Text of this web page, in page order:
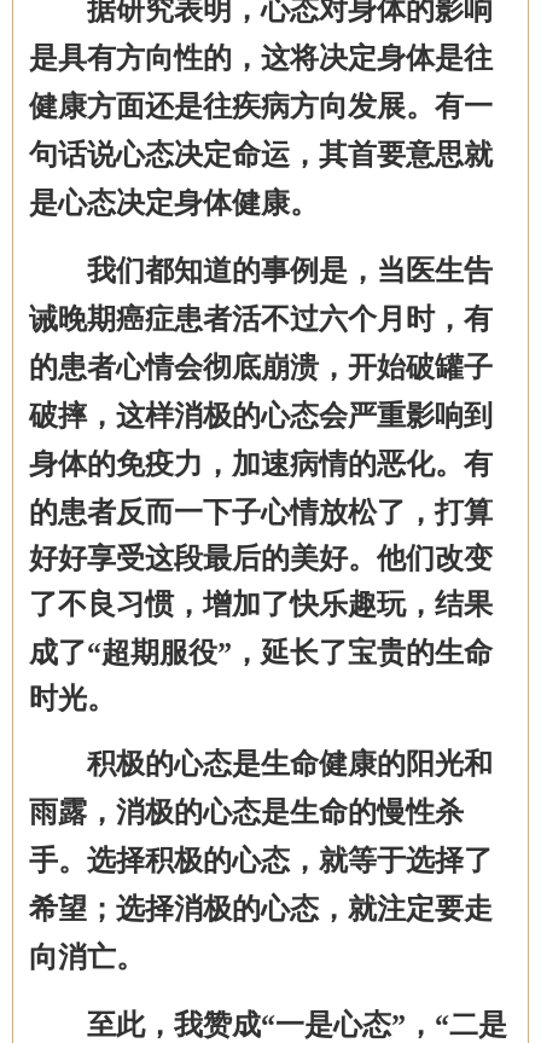
据研究表明，心态对身体的影响
是具有方向性的 ， 这将决定身体是往
健康方面还是往疾病方向发展。有一
句话说心态决定命运， 其首要意思就
是心态决定身体健康。
我们都知道的事例是， 当医生告
诫晚期癌症患者活不过六个月 时，有
的患者心情会彻底崩溃， 开始破罐子
破摔，这样消极的心态会严重影响到
身体的免疫力，加速病情的恶化。有
的患者反而一下子心情放松了，打算
好好享受这段最后的美好。他们改变
了不良习惯，增加了快乐趣玩， 结果
成了“超期服役”，延长了宝贵的生命
时光。
积极的心态是生命健康的阳光和
雨露，消极的心态是生命的慢性杀
手。 选择积极的心态，就等于选择了
希望；选择消极的心态，就注定要走
向消亡。
至此，我赞成“一是心态”，“二是